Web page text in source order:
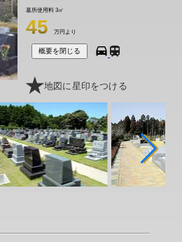
墓所使用料 3㎡
45 万円より
概要を閉じる
地図に星印をつける